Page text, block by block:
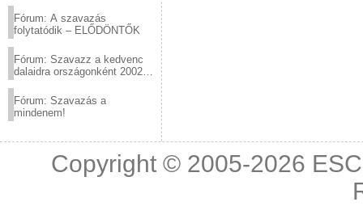
Fórum: A szavazás
folytatódik – ELŐDÖNTŐK
Fórum: Szavazz a kedvenc
dalaidra országonként 2002
Fórum: Szavazás a
mindenem!
Copyright © 2005-2026